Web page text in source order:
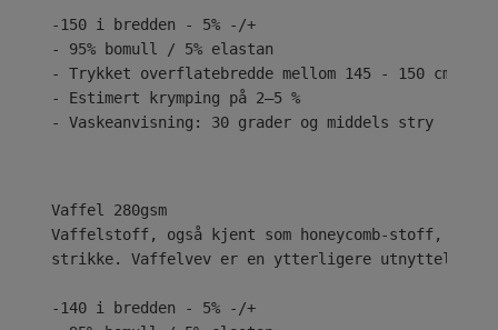
-150 i bredden - 5% -/+
- 95% bomull / 5% elastan
- Trykket overflatebredde mellom 145 - 150 cm
- Estimert krymping på 2–5 %
- Vaskeanvisning: 30 grader og middels stry
Vaffelstoff, også kjent som honeycomb-stoff, har
strikke. Vaffelvev er en ytterligere utnyttelse
-140 i bredden - 5% -/+